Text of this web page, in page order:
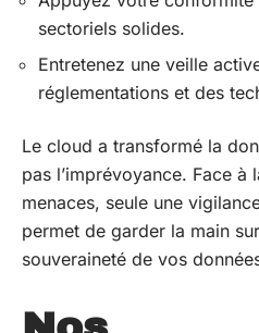
sectoriels solides.
Entretenez une veille
réglementations et des
Le cloud a transformé la
pas l’imprévoyance. Face à
menaces, seule une
permet de garder la main
souveraineté de vos